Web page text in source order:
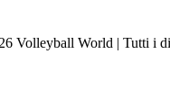
Volleyball World | Tutti i